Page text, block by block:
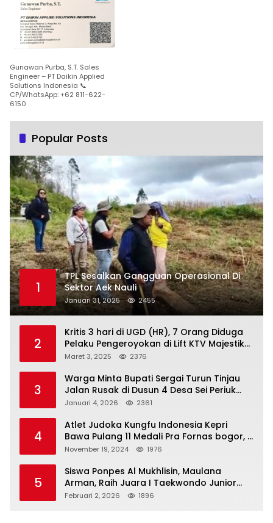
Gunawan Purba, S.T. Sales
Engineer – PT Daikin Applied
Solutions Indonesia 📞
CP/WhatsApp: +62 811-622-
6150
Popular Posts
1
TPL Sesalkan Gangguan Operasional Di
Sektor Aek Nauli
Januari 31, 2025 2455
2
Kritis 3 hari di UGD (HR), 7 Orang Diduga
Pelaku Pengeroyokan di Lift KTV Majestik
Melenggang Bebas, Kantor Hukum JAP
Tanjungpinang
Maret 3, 2025 2376
3
Warga Minta Bupati Sergai Turun Tinjau
Jalan Rusak di Dusun 4 Desa Sei Periuk
Serdang Bedagai
Januari 4, 2026 2361
4
Atlet Judoka Kungfu Indonesia Kepri
Bawa Pulang 11 Medali Pra Fornas bogor, 3
Emas dan 8 Perunggu.
November 19, 2024 1976
5
Siswa Ponpes Al Mukhlisin, Maulana
Arman, Raih Juara I Taekwondo Junior
Putra di Riau National Championship 2026
Februari 2, 2026 1896